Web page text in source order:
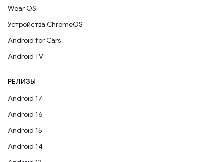
Wear OS
Устройства ChromeOS
Android for Cars
Android TV
РЕЛИЗЫ
Android 17
Android 16
Android 15
Android 14